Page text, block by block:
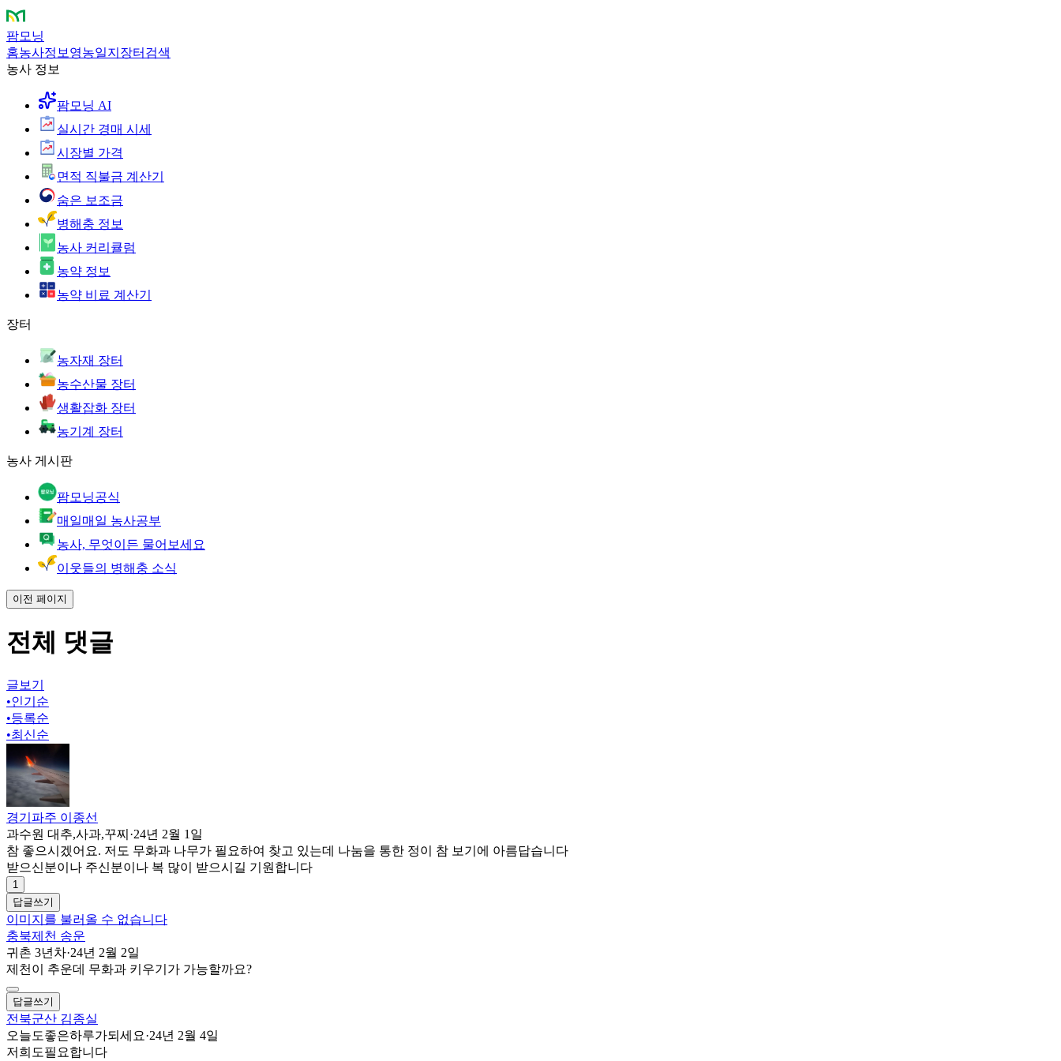
팜모닝
홈농사정보 영농일지 장터 검색
농사 정보
팜모닝 AI
실시간 경매 시세
시장별 가격
면적 직불금 계산기
숨은 보조금
병해충 정보
농사 커리큘럼
농약 정보
농약 비료 계산기
장터
농자재 장터
농수산물 장터
생활잡화 장터
농기계 장터
농사 게시판
팜모닝공식
매일매일 농사공부
농사, 무엇이든 물어보세요
이웃들의 병해충 소식
이전 페이지
전체 댓글
글보기
•인기순
•등록순
•최신순
경기파주 이종선
과수원 대추,사과,꾸찌 ·24년 2월 1일
참 좋으시겠어요. 저도 무화과 나무가 필요하여 찾고 있는데 나눔을 통한 정이 참 보기에 아름답습니다
받으신분이나 주신분이나 복 많이 받으시길 기원합니다
1
답글쓰기
이미지를 불러올 수 없습니다
충북제천 송운
귀촌 3년차·24년 2월 2일
제천이 추운데 무화과 키우기가 가능할까요?
답글쓰기
전북군산 김종실
오늘도좋은하루가되세요·24년 2월 4일
저희도필요합니다